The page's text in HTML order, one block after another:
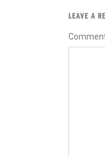
LEAVE A